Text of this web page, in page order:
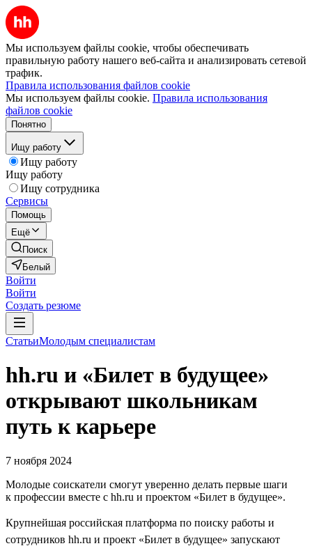
Мы используем файлы cookie, чтобы обеспечивать
правильную работу нашего веб-сайта и анализировать сетевой
трафик.
Правила использования файлов cookie
Мы используем файлы cookie. Правила использования
файлов cookie
Понятно
Ищу работу
Ищу работу
Ищу работу
Ищу сотрудника
Сервисы
Помощь
Ещё
Поиск
Белый
Войти
Войти
Создать резюме
СтатьиМолодым специалистам
hh.ru и «Билет в будущее»
открывают школьникам
путь к карьере
7 ноября 2024
Молодые соискатели смогут уверенно делать первые шаги
к профессии вместе с hh.ru и проектом «Билет в будущее».
Крупнейшая российская платформа по поиску работы и
сотрудников hh.ru и проект «Билет в будущее» запускают